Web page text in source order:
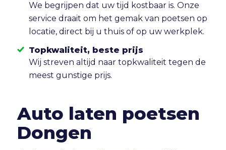
We begrijpen dat uw tijd kostbaar is. Onze
service draait om het gemak van poetsen op
locatie, direct bij u thuis of op uw werkplek.
Topkwaliteit, beste prijs
Wij streven altijd naar topkwaliteit tegen de
meest gunstige prijs.
Auto laten poetsen
Dongen